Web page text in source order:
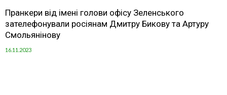
Пранкери від імені голови офісу Зеленського
зателефонували росіянам Дмитру Бикову та Артуру
Смольянінову
16.11.2023